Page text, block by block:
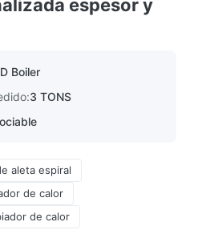
espesor y
Boiler
3 TONS
aleta espiral
de calor
de calor